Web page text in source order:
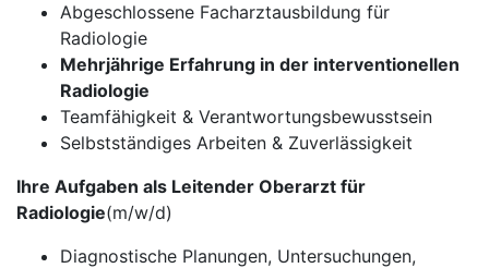
Abgeschlossene Facharztausbildung für
Radiologie
Mehrjährige Erfahrung in der interventionellen
Radiologie
Teamfähigkeit & Verantwortungsbewusstsein
Selbstständiges Arbeiten & Zuverlässigkeit
Ihre Aufgaben als Leitender Oberarzt für
Radiologie(m/w/d)
Diagnostische Planungen, Untersuchungen,